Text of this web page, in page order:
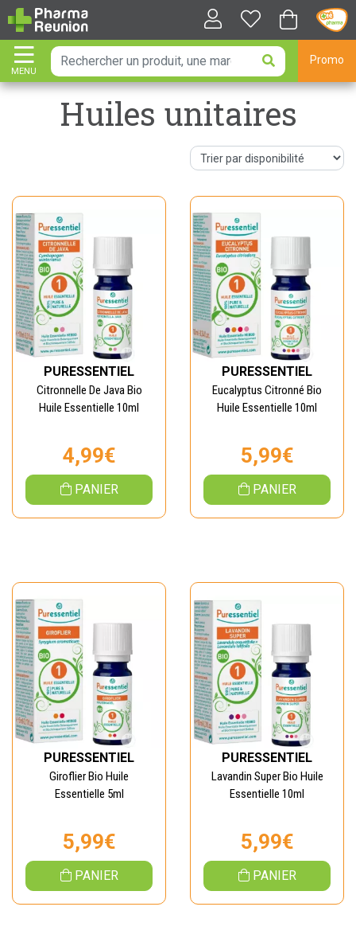
MENU
AFFICHER LA NAVIGATION
Promo
Huiles unitaires
PURESSENTIEL
Citronnelle De Java Bio
Huile Essentielle 10ml
4,99€
PANIER
PURESSENTIEL
Eucalyptus Citronné Bio
Huile Essentielle 10ml
5,99€
PANIER
PURESSENTIEL
Giroflier Bio Huile
Essentielle 5ml
5,99€
PANIER
PURESSENTIEL
Lavandin Super Bio Huile
Essentielle 10ml
5,99€
PANIER